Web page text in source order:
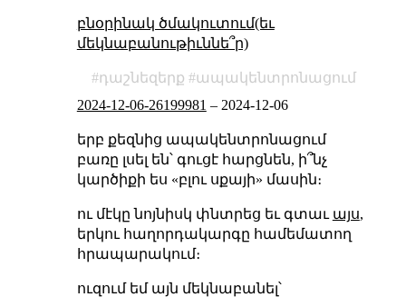
բնօրինակ ծմակուտում(եւ
մեկնաբանութիւննե՞ր)
դաշնեզերք
ապակենտրոնացում
2024-12-06-26199981 – 2024-12-06
երբ քեզնից ապակենտրոնացում
բառը լսել են՝ գուցէ հարցնեն, ի՞նչ
կարծիքի ես «բլու սքայի» մասին։
ու մէկը նոյնիսկ փնտրեց եւ գտաւ այս,
երկու հաղորդակարգը համեմատող
հրապարակում։
ուզում եմ այն մեկնաբանել՝